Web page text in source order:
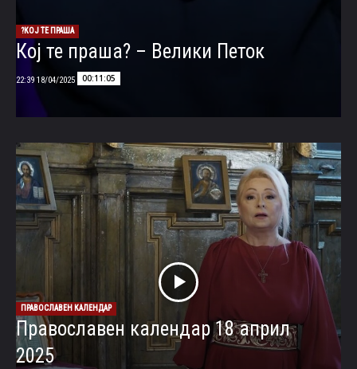
КОЈ ТЕ ПРАША?
Кој те праша? – Велики Петок
00:11:05
18/04/2025 22:39
ПРАВОСЛАВЕН КАЛЕНДАР
Православен календар 18 април
2025